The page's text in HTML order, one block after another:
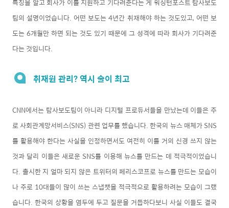
팀의 설명이었습니다. 어떤 보도는 4년간 취재해야 하는 것도있고, 어떤 보
도는 6개월만 하면 되는 것도 있기 때문에 그 성격에 따라 회사가 기다려준
다는 것입니다.
취재원 관리? 역시 술이 최고
CNN에서는 탐사보도팀이 아니라 디지털 프로듀서들을 만났는데 이들은 주
로 사회관계망서비스(SNS) 관련 업무를 했습니다. 한국의 뉴스 매체가 SNS
를 활용해야 한다는 사실을 인정하면서도 여전히 이를 거의 신경 쓰지 않는
것과 달리 이들은 새로운 SNS를 이용해 뉴스를 만드는 데 적극적이었습니
다. 출시한 지 얼마 되지 않은 트위터의 페리스코프로 뉴스를 만드는 모습이
나 주로 10대들이 많이 쓰는 스냅챗을 적극적으로 활용하려는 모습이 그랬
습니다. 한국의 상황을 염두에 두고 질문을 거듭하다보니 사실 이들도 결국